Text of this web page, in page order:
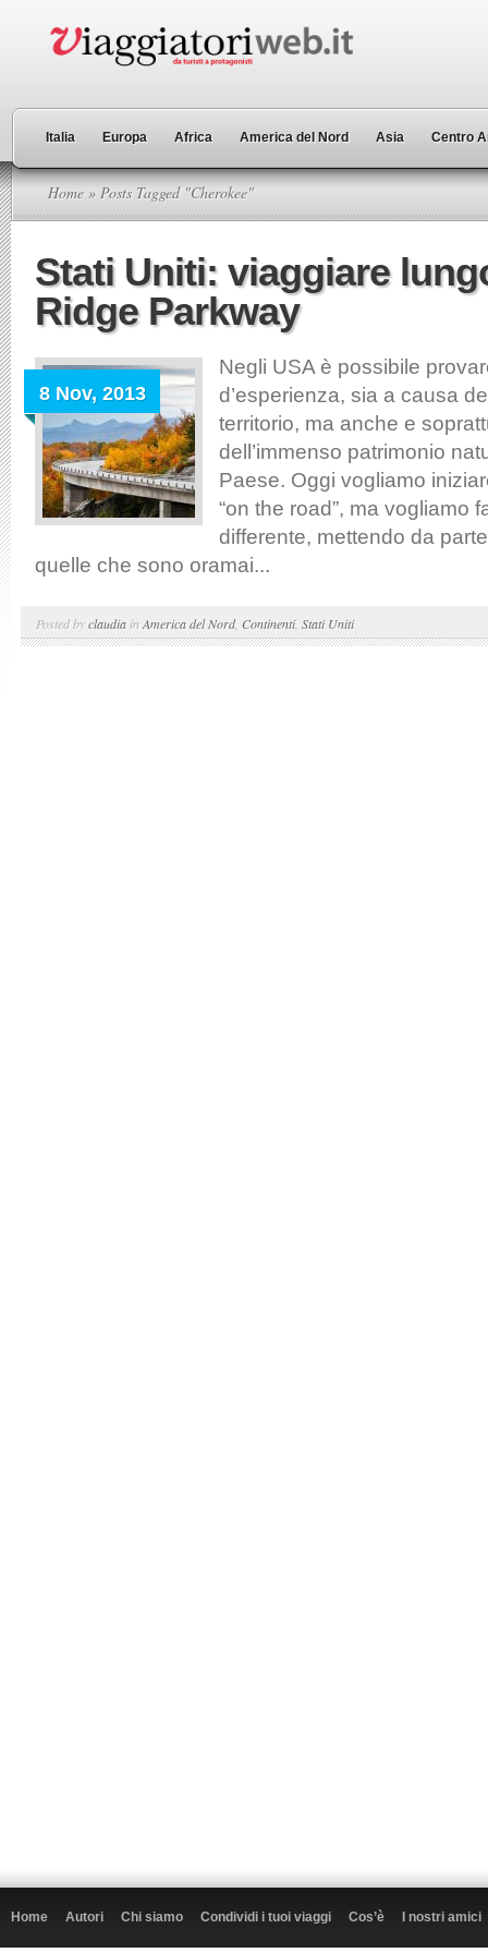
Italia Europa Africa America del Nord Asia Centro
Home » Posts Tagged "Cherokee"
Stati Uniti: viaggiare
Ridge Parkway
8 Nov, 2013
Negli USA è possibile
d’esperienza, sia a causa
territorio, ma anche e
dell’immenso patrimonio
Paese. Oggi vogliamo
“on the road”, ma vogliamo
differente, mettendo da
quelle che sono oramai...
Posted byclaudia in America del Nord, Continenti, Stati Uniti
Home Autori Chi siamo Condividi i tuoi viaggi Cos’è I nostri amici